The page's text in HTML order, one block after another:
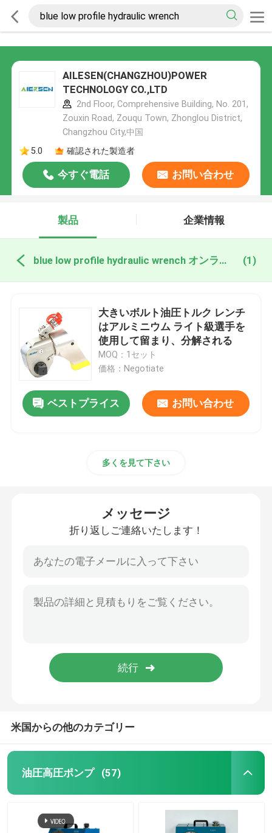
AILESEN(CHANGZHOU)POWER
TECHNOLOGY CO.,LTD
2nd Floor, Comprehensive Building, No. 201,
Zouxin Road, Zouqu Town, Zhonglou District,
Changzhou City,中国
5.0
確認された製造者
今すぐ電話 お問い合わせ
製品 企業情報
blue low profile hydraulic wrench オンライン製造 (1)
大きいボルト油圧トルク レンチ
はアルミニウム ライト級選手を
使用して留まり、分解される
MOQ：1セット
価格：Negotiate
ベストプライス お問い合わせ
多くを見て下さい
メッセージ
折り返しご連絡いたします！
米国からの他のカテゴリー
油圧高圧ポンプ (57)